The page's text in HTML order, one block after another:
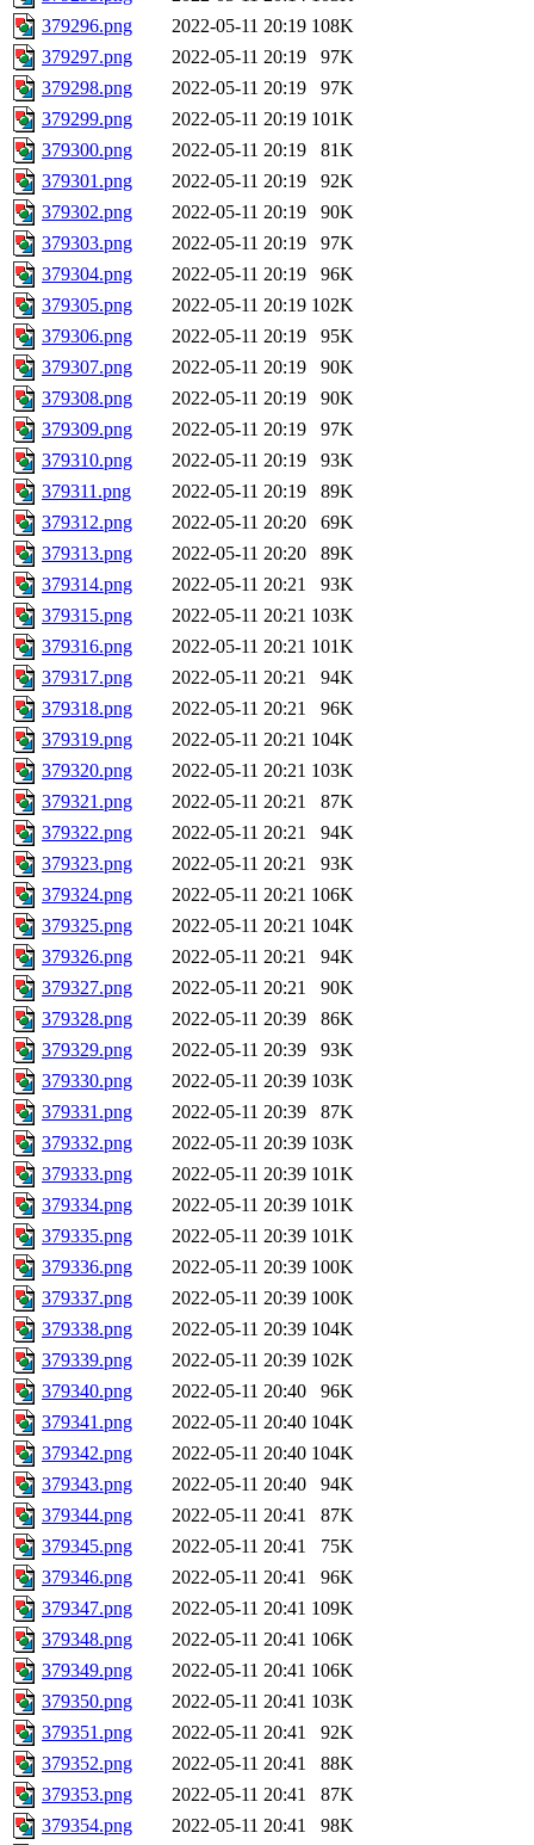
379296.png
2022-05-11 20:19 108K
379297.png
2022-05-11 20:19
97K
379298.png
2022-05-11 20:19
97K
379299.png
2022-05-11 20:19 101K
379300.png
2022-05-11 20:19
81K
379301.png
2022-05-11 20:19
92K
379302.png
2022-05-11 20:19
90K
379303.png
2022-05-11 20:19
97K
379304.png
2022-05-11 20:19
96K
379305.png
2022-05-11 20:19 102K
379306.png
2022-05-11 20:19
95K
379307.png
2022-05-11 20:19
90K
379308.png
2022-05-11 20:19
90K
379309.png
2022-05-11 20:19
97K
379310.png
2022-05-11 20:19
93K
379311.png
2022-05-11 20:19
89K
379312.png
2022-05-11 20:20
69K
379313.png
2022-05-11 20:20
89K
379314.png
2022-05-11 20:21
93K
379315.png
2022-05-11 20:21 103K
379316.png
2022-05-11 20:21 101K
379317.png
2022-05-11 20:21
94K
379318.png
2022-05-11 20:21
96K
379319.png
2022-05-11 20:21 104K
379320.png
2022-05-11 20:21 103K
379321.png
2022-05-11 20:21
87K
379322.png
2022-05-11 20:21
94K
379323.png
2022-05-11 20:21
93K
379324.png
2022-05-11 20:21 106K
379325.png
2022-05-11 20:21 104K
379326.png
2022-05-11 20:21
94K
379327.png
2022-05-11 20:21
90K
379328.png
2022-05-11 20:39
86K
379329.png
2022-05-11 20:39
93K
379330.png
2022-05-11 20:39 103K
379331.png
2022-05-11 20:39
87K
379332.png
2022-05-11 20:39 103K
379333.png
2022-05-11 20:39 101K
379334.png
2022-05-11 20:39 101K
379335.png
2022-05-11 20:39 101K
379336.png
2022-05-11 20:39 100K
379337.png
2022-05-11 20:39 100K
379338.png
2022-05-11 20:39 104K
379339.png
2022-05-11 20:39 102K
379340.png
2022-05-11 20:40
96K
379341.png
2022-05-11 20:40 104K
379342.png
2022-05-11 20:40 104K
379343.png
2022-05-11 20:40
94K
379344.png
2022-05-11 20:41
87K
379345.png
2022-05-11 20:41
75K
379346.png
2022-05-11 20:41
96K
379347.png
2022-05-11 20:41 109K
379348.png
2022-05-11 20:41 106K
379349.png
2022-05-11 20:41 106K
379350.png
2022-05-11 20:41 103K
379351.png
2022-05-11 20:41
92K
379352.png
2022-05-11 20:41
88K
379353.png
2022-05-11 20:41
87K
379354.png
2022-05-11 20:41 98K